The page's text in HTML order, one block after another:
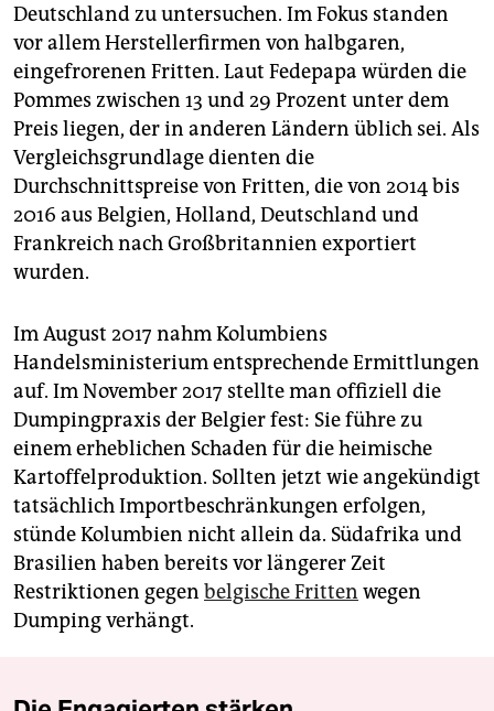
Deutschland zu untersuchen. Im Fokus standen
vor allem Herstellerfirmen von halbgaren,
eingefrorenen Fritten. Laut Fedepapa würden die
Pommes zwischen 13 und 29 Prozent unter dem
Preis liegen, der in anderen Ländern üblich sei. Als
Vergleichsgrundlage dienten die
Durchschnittspreise von Fritten, die von 2014 bis
2016 aus Belgien, Holland, Deutschland und
Frankreich nach Großbritannien exportiert
wurden.
Im August 2017 nahm Kolumbiens
Handelsministerium entsprechende Ermittlungen
auf. Im November 2017 stellte man offiziell die
Dumpingpraxis der Belgier fest: Sie führe zu
einem erheblichen Schaden für die heimische
Kartoffelproduktion. Sollten jetzt wie angekündigt
tatsächlich Importbeschränkungen erfolgen,
stünde Kolumbien nicht allein da. Südafri­ka und
Brasilien haben bereits vor längerer Zeit
Restriktionen gegen belgische Fritten wegen
Dumping verhängt.